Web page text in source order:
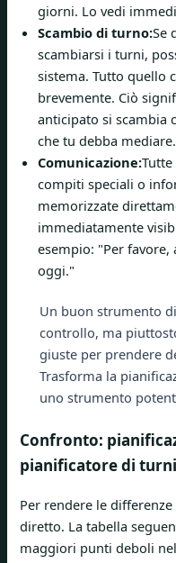
giorni. Lo vedi
Scambio di turno:Se
scambiarsi i turni,
sistema. Tutto quello
brevemente. Ciò
anticipato si scambia
che tu debba mediare.
Comunicazione:
compiti speciali o
memorizzate
immediatamente
esempio: "Per favore,
oggi."
Un buon strumento
controllo, ma
giuste per prendere
Trasforma la
uno strumento
Confronto:
pianificatore di
Per rendere le
diretto. La tabella
maggiori punti deboli